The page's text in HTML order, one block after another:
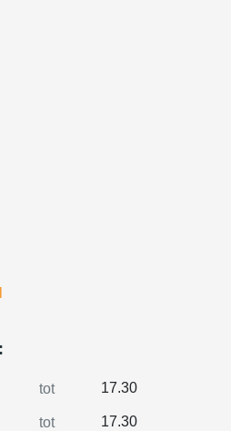
tot 17.30
tot 17.30